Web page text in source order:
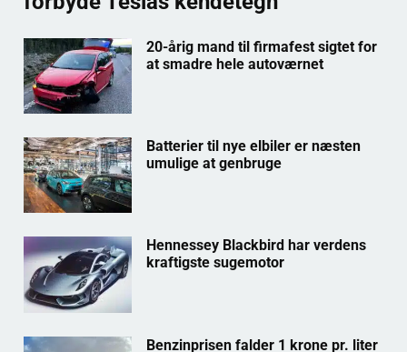
20-årig mand til firmafest sigtet for
at smadre hele autoværnet
Batterier til nye elbiler er næsten
umulige at genbruge
Hennessey Blackbird har verdens
kraftigste sugemotor
Benzinprisen falder 1 krone pr. liter